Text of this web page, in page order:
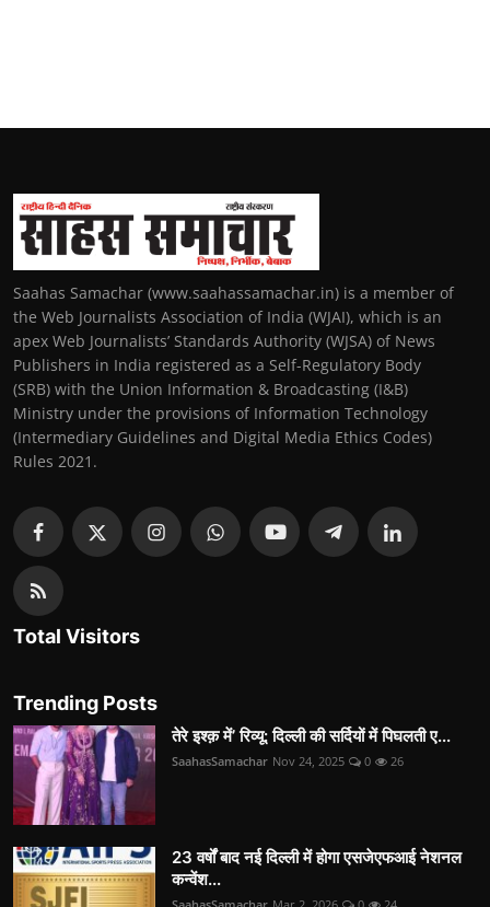
Saahas Samachar (www.saahassamachar.in) is a member of
the Web Journalists Association of India (WJAI), which is an
apex Web Journalists’ Standards Authority (WJSA) of News
Publishers in India registered as a Self-Regulatory Body
(SRB) with the Union Information & Broadcasting (I&B)
Ministry under the provisions of Information Technology
(Intermediary Guidelines and Digital Media Ethics Codes)
Rules 2021.
Total Visitors
Trending Posts
तेरे इश्क़ में’ रिव्यू: दिल्ली की सर्दियों में पिघलती ए...
SaahasSamachar Nov 24, 2025 0 26
23 वर्षों बाद नई दिल्ली में होगा एसजेएफआई नेशनल
कन्वेंश...